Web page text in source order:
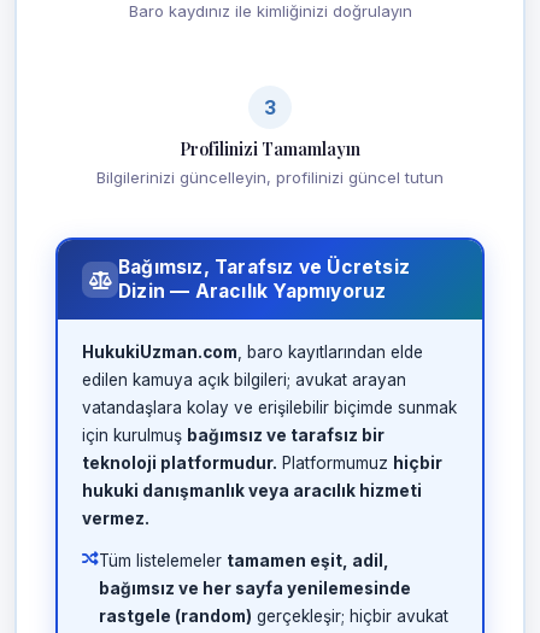
Baro kaydınız ile kimliğinizi doğrulayın
3
Profilinizi Tamamlayın
Bilgilerinizi güncelleyin, profilinizi güncel tutun
Bağımsız, Tarafsız ve Ücretsiz
Dizin — Aracılık Yapmıyoruz
HukukiUzman.com , baro kayıtlarından elde
edilen kamuya açık bilgileri; avukat arayan
vatandaşlara kolay ve erişilebilir biçimde sunmak
için kurulmuş bağımsız ve tarafsız bir
teknoloji platformudur. Platformumuz hiçbir
hukuki danışmanlık veya aracılık hizmeti
vermez.
Tüm listelemeler tamamen eşit, adil,
bağımsız ve her sayfa yenilemesinde
rastgele (random) gerçekleşir; hiçbir avukat